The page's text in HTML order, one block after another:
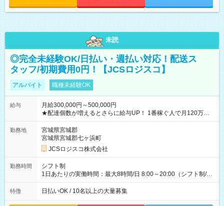
未読
◎完全未経験OK/日払い・週払い対応！配送ス
タッフ/初期費用0円！【JCSロジスコ】
アルバイト 職種未経験OK
給与
月給300,000円～500,000円
★配達個数が増えるとさらに給与UP！ 1番稼ぐ人で月120万ほ
ど！ ・主要都市エリア 月収55万円／週5日稼働 月収65万~112
万円／週6日稼働 ・地方郊外エリア 月収40万円／週5日稼働 月
収40万円~50万円／週6日稼働 ＜モデルイメージ＞ ■月収50万
円 (27歳男性/江東区在住)※元建築関係 1日150個配達×25日勤務
(日休み) ■月収80万円(43歳男性/墨田区在住)※元営業 1日200個
勤務地
宮城県宮城郡
宮城県宮城郡七ヶ浜町
JCSロジスコ株式会社
勤務時間
シフト制
1日あたりの実働時間：最大8時間/日 8:00～20:00（シフト制/実
働8時間） ※週5日勤務（場所次第では週4も有り） ※配達状況
によって時間外での勤務可能性有り ※案件により多少の前後あ
特徴 日払いOK / 10名以上の大量募集